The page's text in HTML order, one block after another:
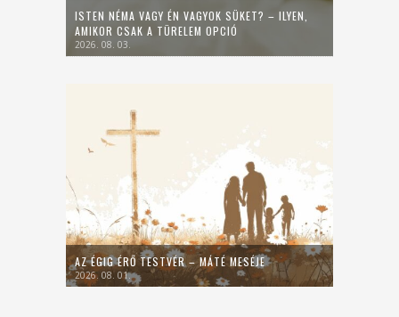
ISTEN NÉMA VAGY ÉN VAGYOK SÜKET? – ILYEN,
AMIKOR CSAK A TÜRELEM OPCIÓ
2026. 08. 03.
AZ ÉGIG ÉRŐ TESTVÉR – MÁTÉ MESÉJE
2026. 08. 01.